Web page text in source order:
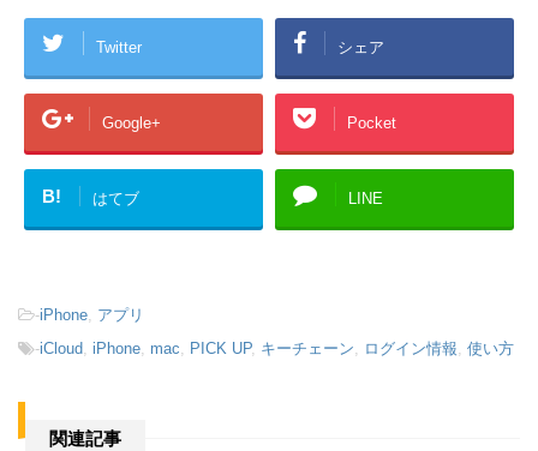
Twitter シェア
Google+ Pocket
B! はてブ LINE
-iPhone, アプリ
-iCloud, iPhone, mac, PICK UP, キーチェーン, ログイン情報, 使い方
関連記事